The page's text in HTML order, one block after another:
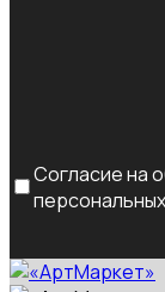
Согласие на